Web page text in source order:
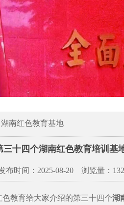
南红色教育基地
三十四个湖南红色教育培训基
布时间：2025-08-20 浏览量：
教育给大家介绍的第三十四个湖